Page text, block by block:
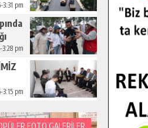
pm
pm
pm
FOTO GALERİLER